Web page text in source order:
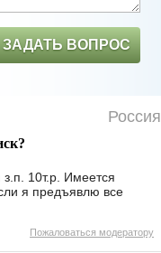
ЗАДАТЬ ВОПРОС
Россия
10т.р. Имеется
я предъявлю все
Пожаловаться модератору